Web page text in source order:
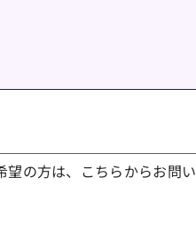
の方は、こちらからお問い